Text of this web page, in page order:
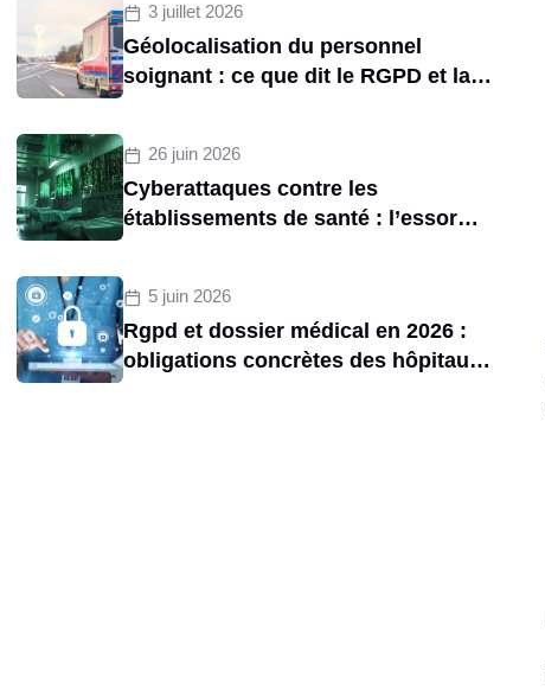
3 juillet 2026
Géolocalisation du personnel
soignant : ce que dit le RGPD et la
26 juin 2026
Cyberattaques contre les
établissements de santé : l’essor
5 juin 2026
Rgpd et dossier médical en 2026 :
obligations concrètes des hôpitaux